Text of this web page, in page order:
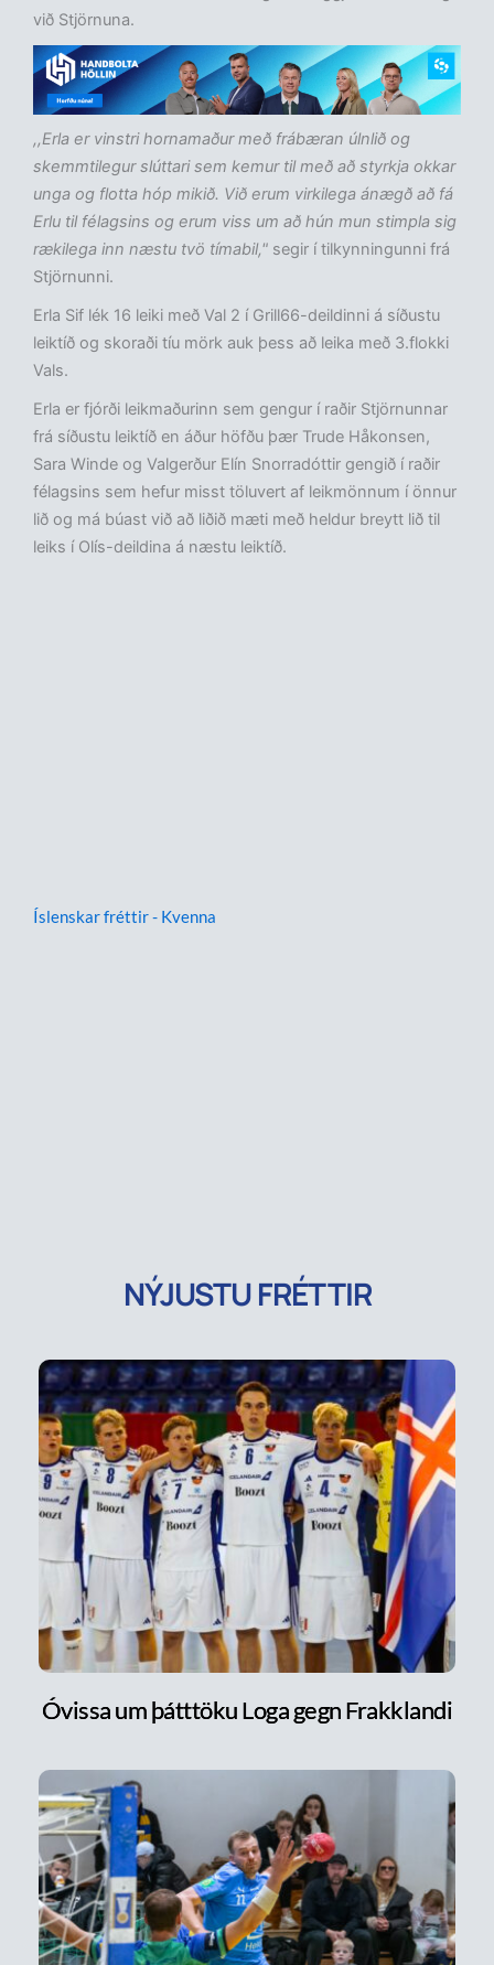
við Stjörnuna.
,,Erla er vinstri hornamaður með frábæran úlnlið og
skemmtilegur slúttari sem kemur til með að styrkja okkar
unga og flotta hóp mikið. Við erum virkilega ánægð að fá
Erlu til félagsins og erum viss um að hún mun stimpla sig
rækilega inn næstu tvö tímabil," segir í tilkynningunni frá
Stjörnunni.
Erla Sif lék 16 leiki með Val 2 í Grill66-deildinni á síðustu
leiktíð og skoraði tíu mörk auk þess að leika með 3.flokki
Vals.
Erla er fjórði leikmaðurinn sem gengur í raðir Stjörnunnar
frá síðustu leiktíð en áður höfðu þær Trude Håkonsen,
Sara Winde og Valgerður Elín Snorradóttir gengið í raðir
félagsins sem hefur misst töluvert af leikmönnum í önnur
lið og má búast við að liðið mæti með heldur breytt lið til
leiks í Olís-deildina á næstu leiktíð.
Íslenskar fréttir - Kvenna
NÝJUSTU FRÉTTIR
Óvissa um þátttöku Loga gegn Frakklandi